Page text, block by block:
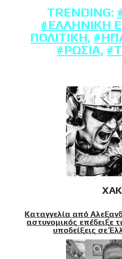
TRENDING:
#ΕΛΛΗΝΙΚΉ
ΠΟΛΙΤΙΚΉ,
#ΡΩΣΊΑ,
XAK
Καταγγελία από
αστυνομικός επέδειξε
υποδείξεις σε